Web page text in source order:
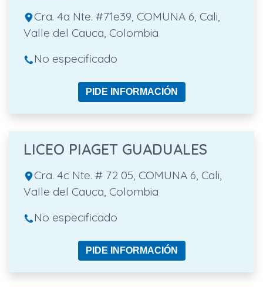
Cra. 4a Nte. #71e39, COMUNA 6, Cali,
Valle del Cauca, Colombia
No especificado
PIDE INFORMACIÓN
LICEO PIAGET GUADUALES
Cra. 4c Nte. # 72 05, COMUNA 6, Cali,
Valle del Cauca, Colombia
No especificado
PIDE INFORMACIÓN